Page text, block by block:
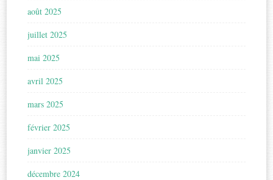
août 2025
juillet 2025
mai 2025
avril 2025
mars 2025
février 2025
janvier 2025
décembre 2024